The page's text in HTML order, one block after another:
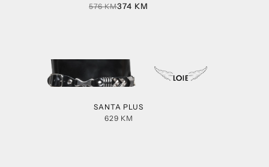
576KM374 KM
SANTA PLUS
629 KM